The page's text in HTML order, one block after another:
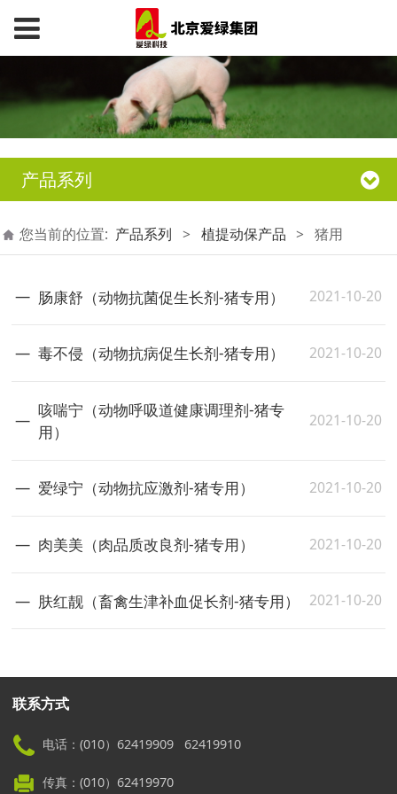
产品系列
您当前的位置: 产品系列 > 植提动保产品 > 猪用
肠康舒（动物抗菌促生长剂-猪专用） 2021-10-20
毒不侵（动物抗病促生长剂-猪专用） 2021-10-20
咳喘宁（动物呼吸道健康调理剂-猪专
用）
2021-10-20
爱绿宁（动物抗应激剂-猪专用） 2021-10-20
肉美美（肉品质改良剂-猪专用） 2021-10-20
肤红靓（畜禽生津补血促长剂-猪专用） 2021-10-20
联系方式
电话：(010）62419909 62419910
传真：(010）62419970